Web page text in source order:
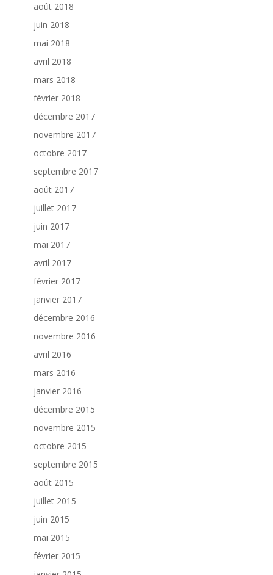
août 2018
juin 2018
mai 2018
avril 2018
mars 2018
février 2018
décembre 2017
novembre 2017
octobre 2017
septembre 2017
août 2017
juillet 2017
juin 2017
mai 2017
avril 2017
février 2017
janvier 2017
décembre 2016
novembre 2016
avril 2016
mars 2016
janvier 2016
décembre 2015
novembre 2015
octobre 2015
septembre 2015
août 2015
juillet 2015
juin 2015
mai 2015
février 2015